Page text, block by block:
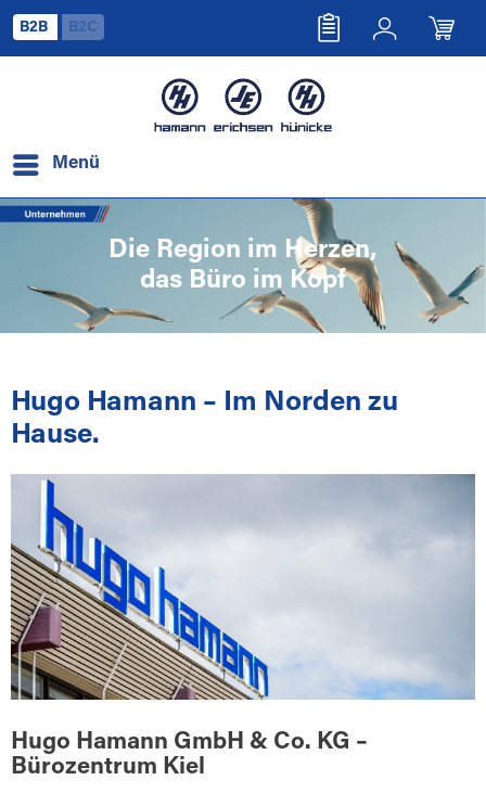
B2B B2C
Menü
Die Region im Herzen,
das Büro im Kopf
Hugo Hamann – Im Norden zu
Hause.
Hugo Hamann GmbH & Co. KG –
Bürozentrum Kiel